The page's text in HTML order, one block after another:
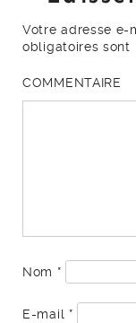
Votre adresse e-
obligatoires sont
COMMENTAIRE
Nom *
E-mail *